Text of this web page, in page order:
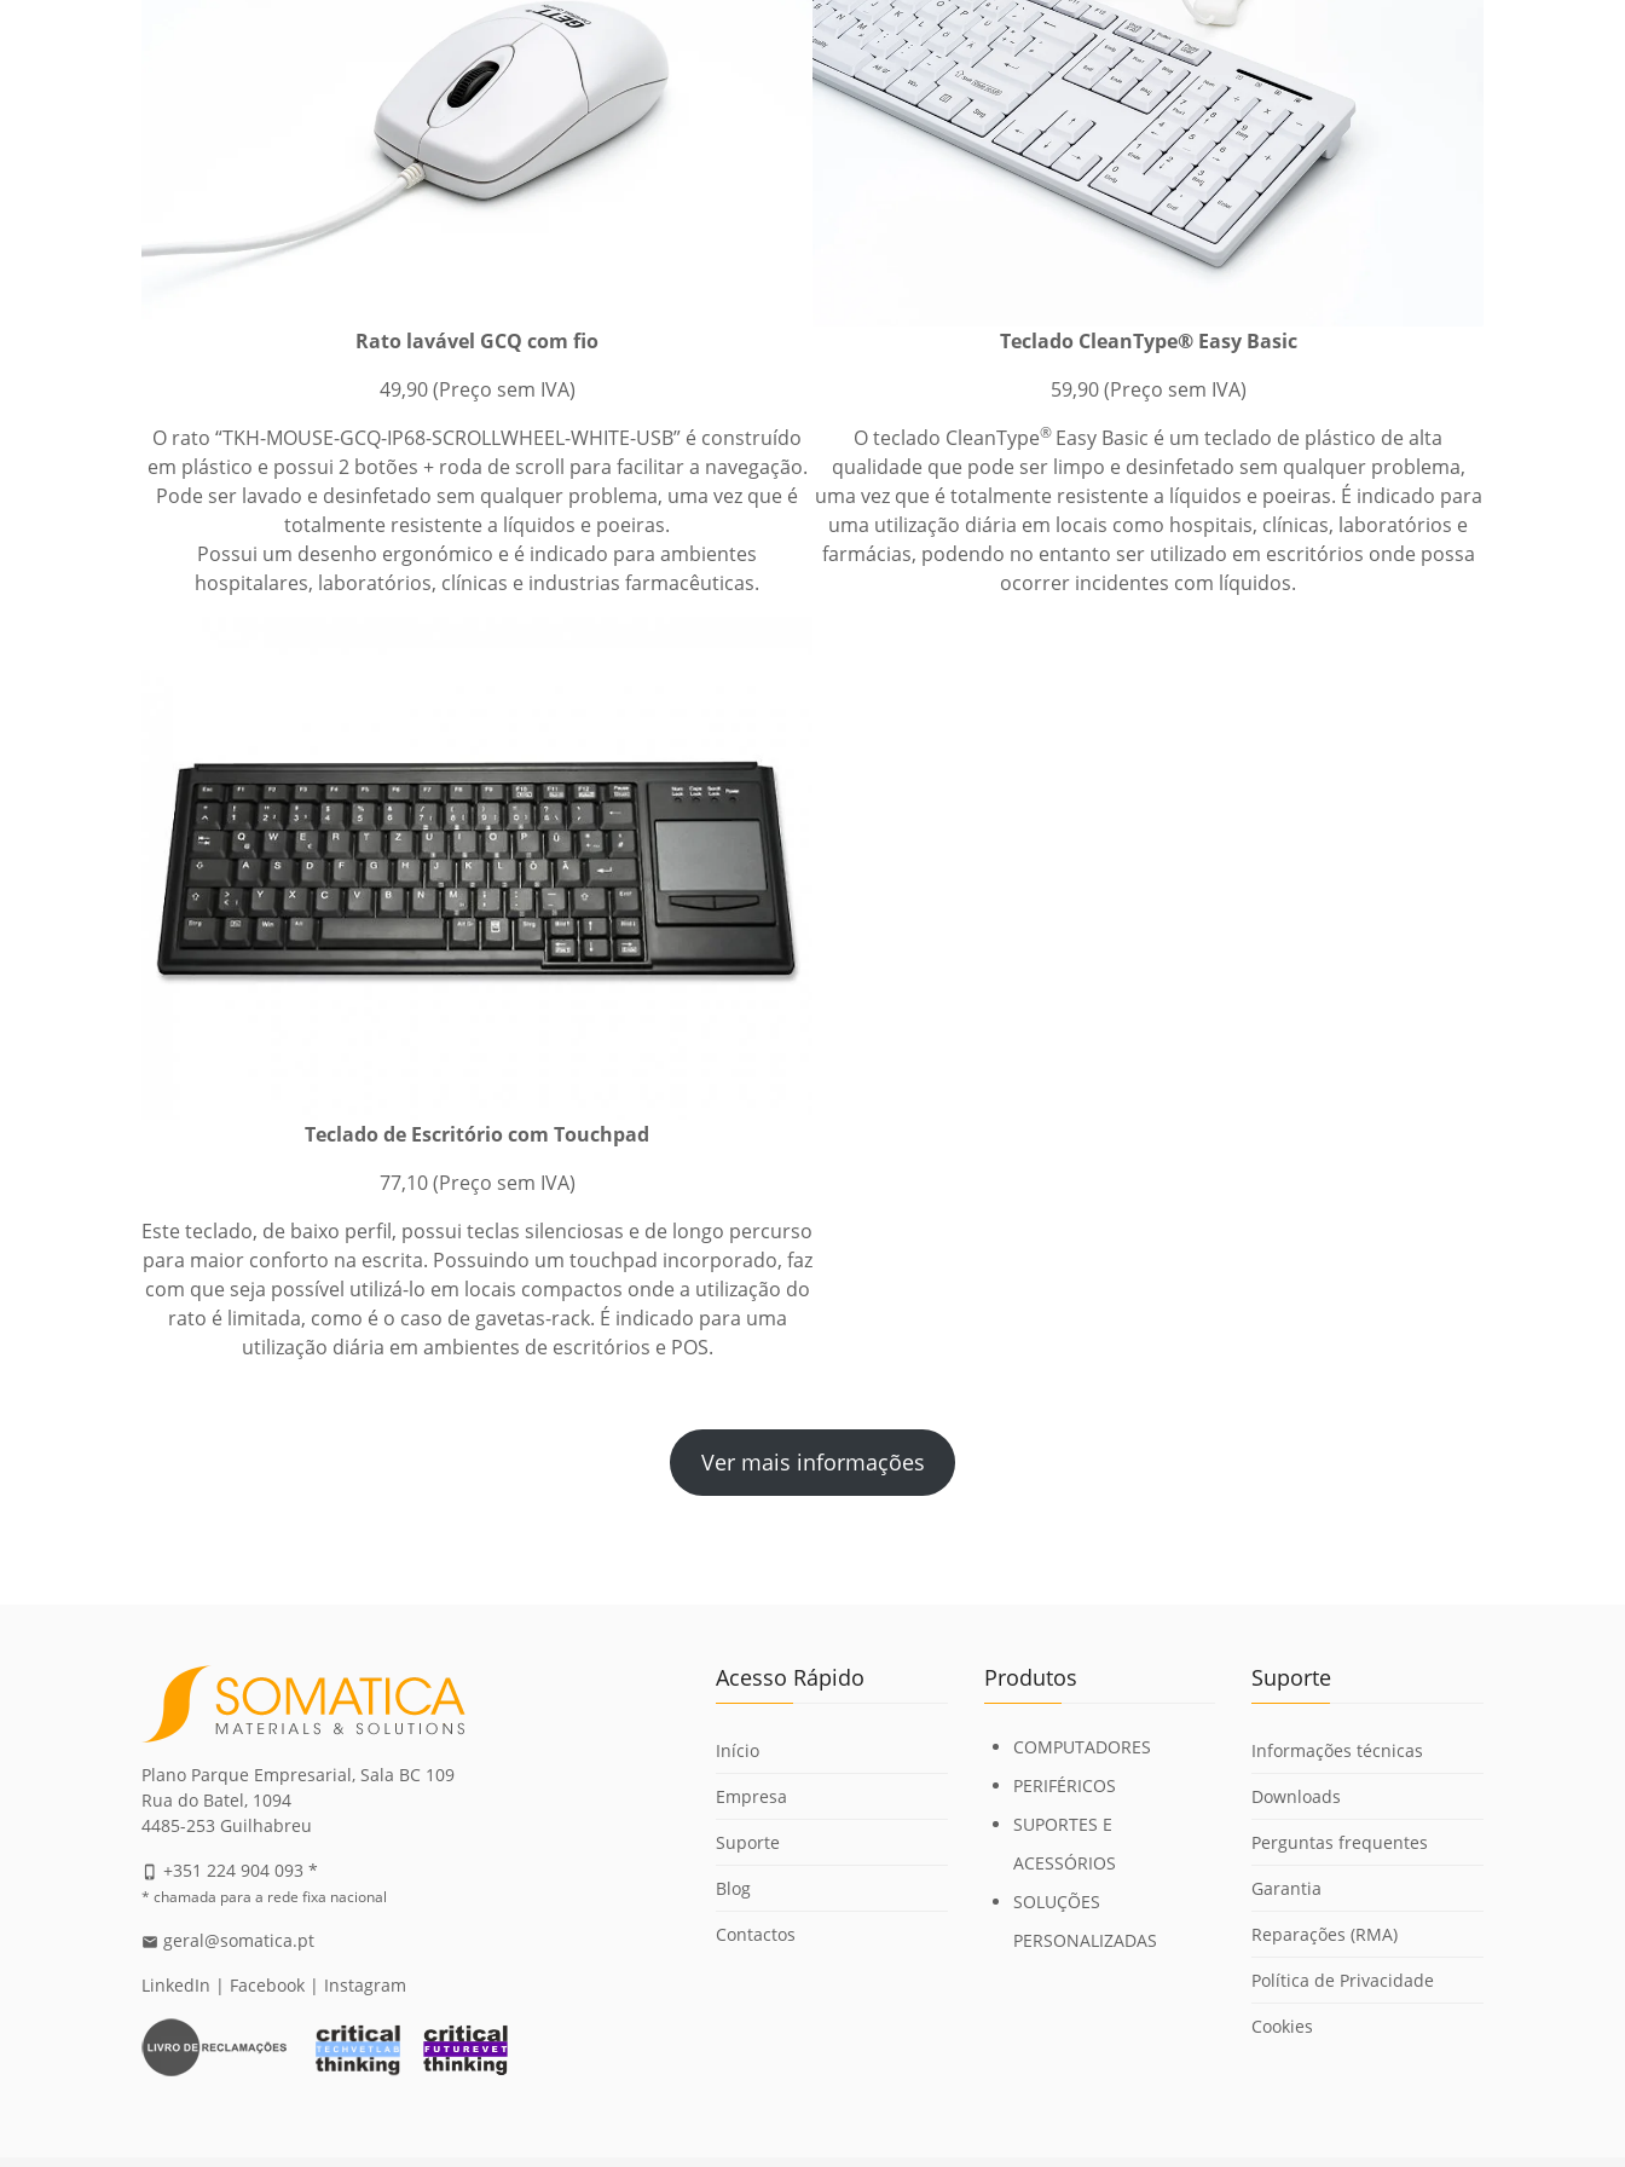
Rato lavável GCQ com fio
49,90 (Preço sem IVA)
O rato “TKH-MOUSE-GCQ-IP68-SCROLLWHEEL-WHITE-USB” é construído
em plástico e possui 2 botões + roda de scroll para facilitar a navegação.
Pode ser lavado e desinfetado sem qualquer problema, uma vez que é
totalmente resistente a líquidos e poeiras.
Possui um desenho ergonómico e é indicado para ambientes
hospitalares, laboratórios, clínicas e industrias farmacêuticas.
Teclado de Escritório com Touchpad
77,10 (Preço sem IVA)
Este teclado, de baixo perfil, possui teclas silenciosas e de longo percurso
para maior conforto na escrita. Possuindo um touchpad incorporado, faz
com que seja possível utilizá-lo em locais compactos onde a utilização do
rato é limitada, como é o caso de gavetas-rack. É indicado para uma
utilização diária em ambientes de escritórios e POS.
Teclado CleanType® Easy Basic
59,90 (Preço sem IVA)
O teclado CleanType® Easy Basic é um teclado de plástico de alta
qualidade que pode ser limpo e desinfetado sem qualquer problema,
uma vez que é totalmente resistente a líquidos e poeiras. É indicado para
uma utilização diária em locais como hospitais, clínicas, laboratórios e
farmácias, podendo no entanto ser utilizado em escritórios onde possa
ocorrer incidentes com líquidos.
Ver mais informações
Plano Parque Empresarial, Sala BC 109
Rua do Batel, 1094
4485-253 Guilhabreu
phone_iphone +351 224 904 093 *
* chamada para a rede fixa nacional
email geral@somatica.pt
LinkedIn | Facebook | Instagram
Acesso Rápido
Início
Empresa
Suporte
Blog
Contactos
Produtos
COMPUTADORES
PERIFÉRICOS
SUPORTES E
ACESSÓRIOS
SOLUÇÕES
PERSONALIZADAS
Suporte
Informações técnicas
Downloads
Perguntas frequentes
Garantia
Reparações (RMA)
Política de Privacidade
Cookies